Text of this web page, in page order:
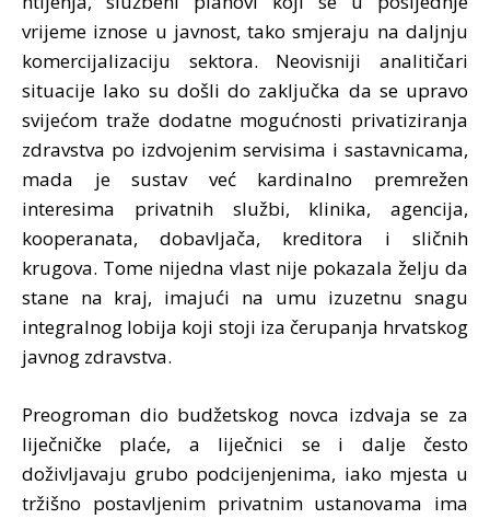
vrijeme iznose u javnost, tako smjeraju na daljnju
komercijalizaciju sektora. Neovisniji analitičari
situacije lako su došli do zaključka da se upravo
svijećom traže dodatne mogućnosti privatiziranja
zdravstva po izdvojenim servisima i sastavnicama,
mada je sustav već kardinalno premrežen
interesima privatnih službi, klinika, agencija,
kooperanata, dobavljača, kreditora i sličnih
krugova. Tome nijedna vlast nije pokazala želju da
stane na kraj, imajući na umu izuzetnu snagu
integralnog lobija koji stoji iza čerupanja hrvatskog
javnog zdravstva.
Preogroman dio budžetskog novca izdvaja se za
liječničke plaće, a liječnici se i dalje često
doživljavaju grubo podcijenjenima, iako mjesta u
tržišno postavljenim privatnim ustanovama ima